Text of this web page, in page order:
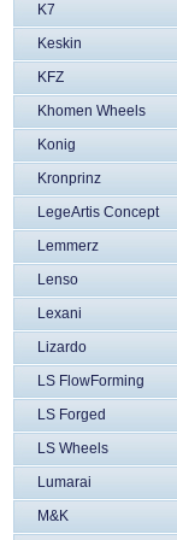
K7
Keskin
KFZ
Khomen Wheels
Konig
Kronprinz
LegeArtis Concept
Lemmerz
Lenso
Lexani
Lizardo
LS FlowForming
LS Forged
LS Wheels
Lumarai
M&K